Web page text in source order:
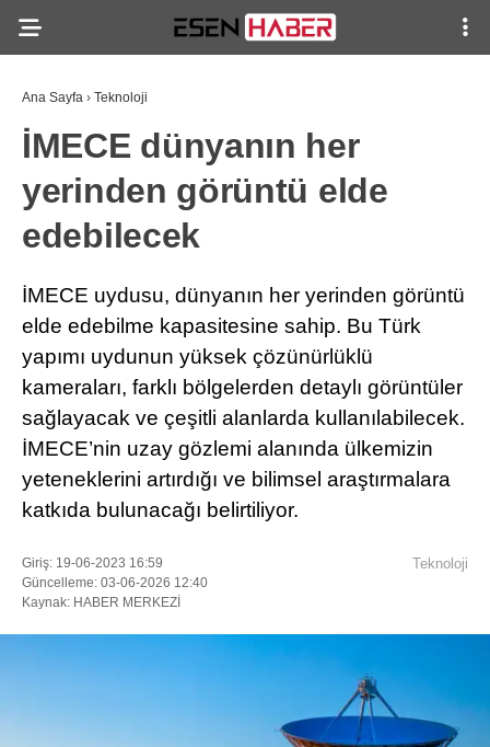
Ana Sayfa › Teknoloji
İMECE dünyanın her
yerinden görüntü elde
edebilecek
İMECE uydusu, dünyanın her yerinden görüntü
elde edebilme kapasitesine sahip. Bu Türk
yapımı uydunun yüksek çözünürlüklü
kameraları, farklı bölgelerden detaylı görüntüler
sağlayacak ve çeşitli alanlarda kullanılabilecek.
İMECE’nin uzay gözlemi alanında ülkemizin
yeteneklerini artırdığı ve bilimsel araştırmalara
katkıda bulunacağı belirtiliyor.
Giriş: 19-06-2023 16:59
Güncelleme: 03-06-2026 12:40
Kaynak: HABER MERKEZİ
Teknoloji